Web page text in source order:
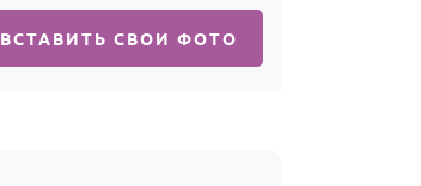
ВСТАВИТЬ СВОИ ФОТО